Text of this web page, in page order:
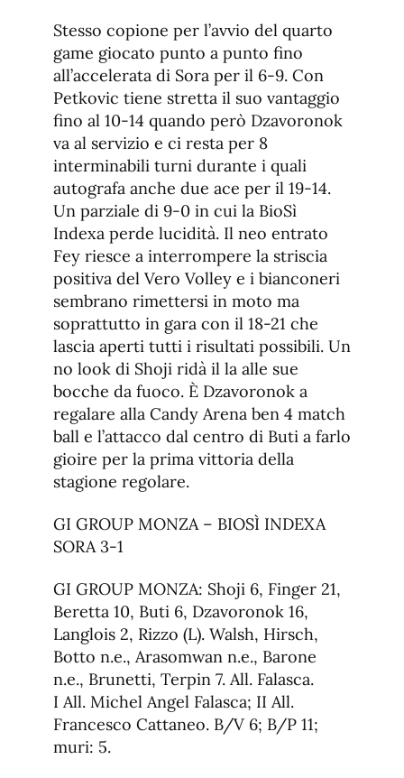
Stesso copione per l’avvio del quarto
game giocato punto a punto fino
all’accelerata di Sora per il 6-9. Con
Petkovic tiene stretta il suo vantaggio
fino al 10-14 quando però Dzavoronok
va al servizio e ci resta per 8
interminabili turni durante i quali
autografa anche due ace per il 19-14.
Un parziale di 9-0 in cui la BioSì
Indexa perde lucidità. Il neo entrato
Fey riesce a interrompere la striscia
positiva del Vero Volley e i bianconeri
sembrano rimettersi in moto ma
soprattutto in gara con il 18-21 che
lascia aperti tutti i risultati possibili. Un
no look di Shoji ridà il la alle sue
bocche da fuoco. È Dzavoronok a
regalare alla Candy Arena ben 4 match
ball e l’attacco dal centro di Buti a farlo
gioire per la prima vittoria della
stagione regolare.
GI GROUP MONZA – BIOSÌ INDEXA
SORA 3-1
GI GROUP MONZA: Shoji 6, Finger 21,
Beretta 10, Buti 6, Dzavoronok 16,
Langlois 2, Rizzo (L). Walsh, Hirsch,
Botto n.e., Arasomwan n.e., Barone
n.e., Brunetti, Terpin 7. All. Falasca.
I All. Michel Angel Falasca; II All.
Francesco Cattaneo. B/V 6; B/P 11;
muri: 5.